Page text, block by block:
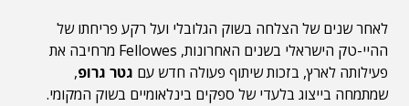
לאחר שנים של הצלחה בשוק הגלובלי ועל רקע פריחתו של
ההיי-טק הישראלי בשנים האחרונות, Fellowes מרחיבה את
פעילותה לארץ, בזכות שיתוף פעולה חדש עם גטר גרופ,
שמתמחה בייצוג בלעדי של ספקים בינלאומיים בשוק המקומי.